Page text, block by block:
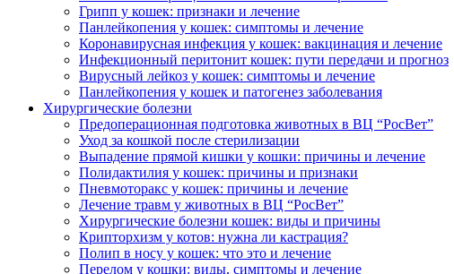
Грипп у кошек: признаки и лечение
Панлейкопения у кошек: симптомы и лечение
Коронавирусная инфекция у кошек: вакцинация и лечение
Инфекционный перитонит кошек: пути передачи и прогноз
Вирусный лейкоз у кошек: симптомы и лечение
Панлейкопения у кошек и патогенез заболевания
Хирургические болезни
Предоперационная подготовка животных в ВЦ “РосВет”
Уход за кошкой после стерилизации
Выпадение прямой кишки у кошки: причины и лечение
Полидактилия у кошек: причины и признаки
Пневмоторакс у кошек: причины и лечение
Лечение травм у животных в ВЦ “РосВет”
Хирургические болезни кошек: виды и причины
Крипторхизм у котов: нужна ли кастрация?
Полип в носу у кошек: что это и лечение
Перелом у кошки: виды, симптомы и лечение